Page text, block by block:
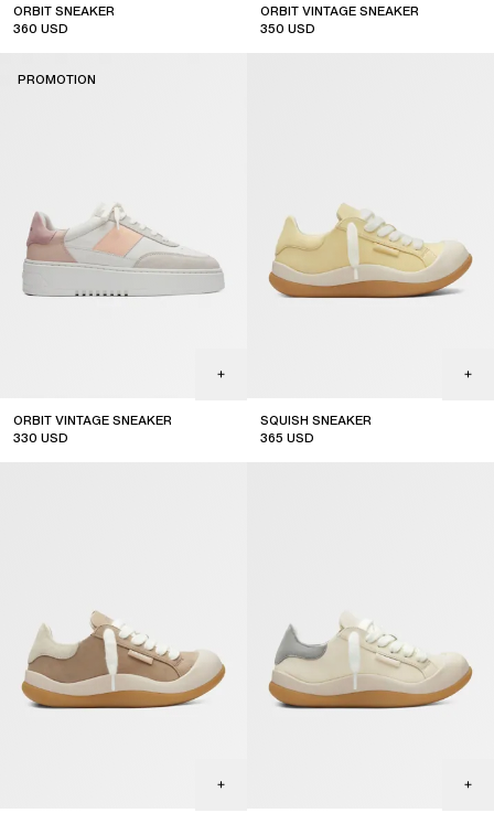
ORBIT SNEAKER
360 USD
ORBIT VINTAGE SNEAKER
350 USD
ORBIT VINTAGE SNEAKER
330 USD
PROMOTION
SQUISH SNEAKER
365 USD